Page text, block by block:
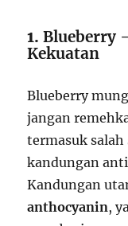
1.Blueberry
Kekuatan
Blueberry
jangan
termasuk salah
kandungan
Kandungan
anthocyanin,